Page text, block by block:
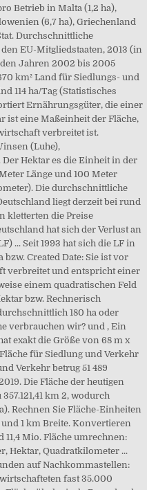
Betrieb in Malta (1,2 ha),
(6,7 ha), Griechenland
Durchschnittliche
EU-Mitgliedstaaten, 2013 (in
Jahren 2002 bis 2005
km² Land für Siedlungs- und
114 ha/Tag (Statistisches
Ernährungsgüter, die einer
ist eine Maßeinheit der Fläche,
verbreitet ist.
(Luhe),
Hektar es die Einheit in der
Länge und 100 Meter
Die durchschnittliche
liegt derzeit bei rund
kletterten die Preise
hat sich der Verlust an
... Seit 1993 hat sich die LF in
Created Date: Sie ist vor
verbreitet und entspricht einer
einem quadratischen Feld
bzw. Rechnerisch
180 ha oder
verbrauchen wir? und , Ein
exakt die Größe von 68 m x
für Siedlung und Verkehr
Verkehr betrug 51 489
Die Fläche der heutigen
km 2, wodurch
Rechnen Sie Fläche-Einheiten
1 km Breite. Konvertieren
Mio. Fläche umrechnen:
Hektar, Quadratkilometer ...
auf Nachkommastellen:
fast 35.000